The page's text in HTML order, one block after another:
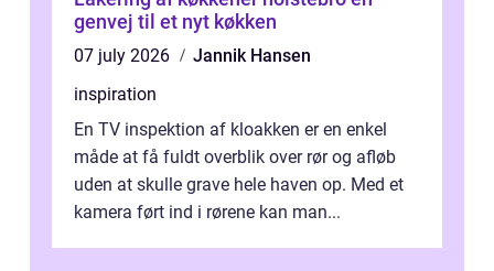
genvej til et nyt køkken
07 july 2026
Jannik Hansen
inspiration
En TV inspektion af kloakken er en enkel
måde at få fuldt overblik over rør og afløb
uden at skulle grave hele haven op. Med et
kamera ført ind i rørene kan man...